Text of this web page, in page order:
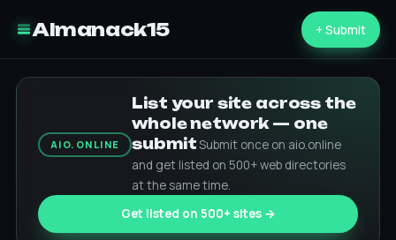
Almanack15 + Submit
AIO.ONLINE
List your site across the
whole network — one
submitSubmit once on aio.online
and get listed on 500+ web directories
at the same time.
Get listed on 500+ sites →